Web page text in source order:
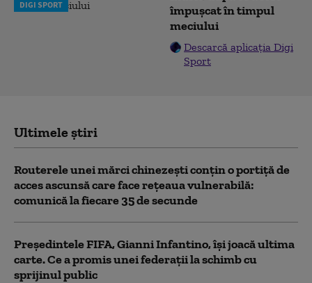
DIGI SPORT
împușcat în timpul
meciului
Descarcă aplicația Digi
Sport
Ultimele știri
Routerele unei mărci chinezești conțin o portiță de
acces ascunsă care face rețeaua vulnerabilă:
comunică la fiecare 35 de secunde
Președintele FIFA, Gianni Infantino, îşi joacă ultima
carte. Ce a promis unei federații la schimb cu
sprijinul public